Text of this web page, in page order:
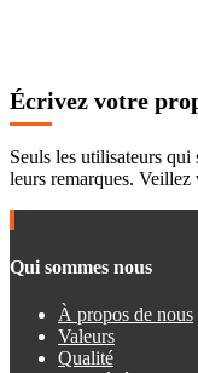
Écrivez votre
Seuls les utilisateurs
leurs remarques. Veillez
Qui sommes nous
À propos de nous
Valeurs
Qualité